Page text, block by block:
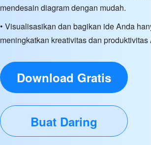
mendesain diagram dengan mudah.
• Visualisasikan dan bagikan ide Anda
meningkatkan kreativitas dan produktivitas
Download Gratis
Buat Daring